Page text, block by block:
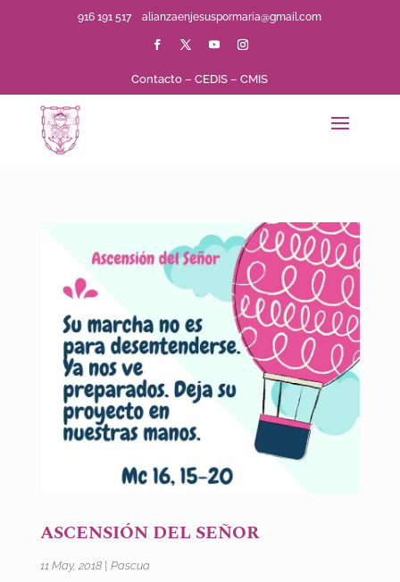
916 191 517alianzaenjesuspormaria@gmail.com
Contacto –CEDIS –CMIS
ASCENSIÓN DEL SEÑOR
11 May, 2018| Pascua